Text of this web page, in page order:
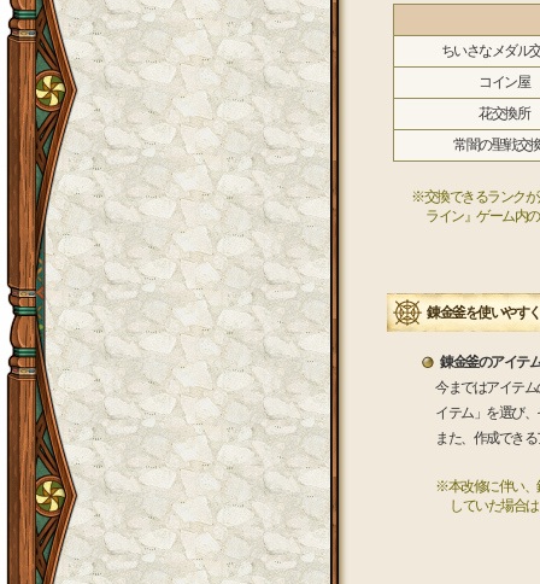
ちいさなメダル
コイン屋
花交換所
常闇の聖戦交
※交換できるランク
ライン』ゲーム内
錬金釜を使いやす
錬金釜のアイテ
今まではアイテ
イテム」を選び
また、作成でき
※本改修に伴い、
していた場合